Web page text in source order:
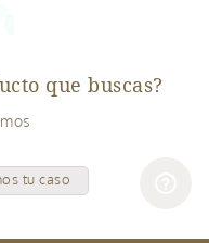
que buscas?
tu caso